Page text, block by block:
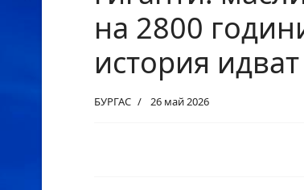
на 2800
история
БУРГАС 26 май 2026